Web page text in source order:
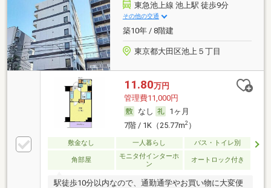
東急池上線 池上駅 徒歩9分
その他の交通
築10年 / 8階建
東京都大田区池上５丁目
11.80万円
管理費11,000円
なし
1ヶ月
7階 / 1K（25.77m2）
敷金なし 一人暮らし バス・トイレ別
角部屋
モニタ付インターホ
ン
オートロック付き
駅徒歩10分以内なので、通勤通学やお買い物に大変便